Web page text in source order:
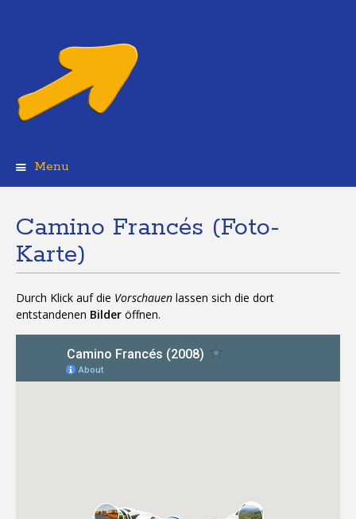
Menu
Camino Francés (Foto-
Karte)
Durch Klick auf die Vorschauen lassen sich die dort
entstandenen Bilder öffnen.